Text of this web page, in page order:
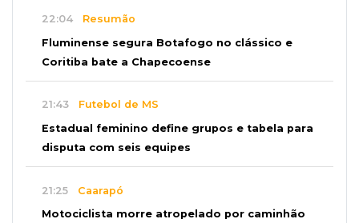
22:04 Resumão
Fluminense segura Botafogo no clássico e
Coritiba bate a Chapecoense
21:43 Futebol de MS
Estadual feminino define grupos e tabela para
disputa com seis equipes
21:25 Caarapó
Motociclista morre atropelado por caminhão